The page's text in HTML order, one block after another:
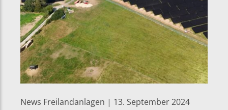
News Freilandanlagen | 13. September 2024